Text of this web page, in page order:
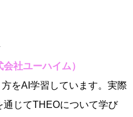
社ユーハイム）
をAI学習しています。実際
じてTHEOについて学び